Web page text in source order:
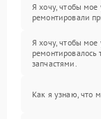
Я хочу, чтобы мое
ремонтировали
Я хочу, чтобы мое
ремонтировалось
запчастями.
Как я узнаю, что